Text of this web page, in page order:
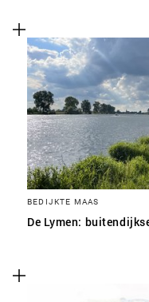
BEDIJKTE MAAS
De Lymen: